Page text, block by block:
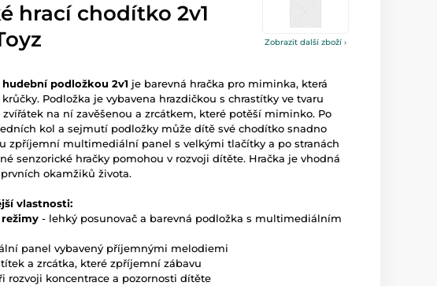
Zobrazit další zboží ›
hrací chodítko 2v1
podložkou 2v1 je barevná hračka pro miminka, která
Podložka je vybavena hrazdičkou s chrastítky ve tvaru
zvířátek na ní zavěšenou a zrcátkem, které potěší miminko. Po
kol a sejmutí podložky může dítě své chodítko snadno
zpříjemní multimediální panel s velkými tlačítky a po stranách
senzorické hračky pomohou v rozvoji dítěte. Hračka je vhodná
okamžiků života.
vlastnosti:
režimy - lehký posunovač a barevná podložka s multimediálním
panel vybavený příjemnými melodiemi
a zrcátka, které zpříjemní zábavu
rozvoji koncentrace a pozornosti dítěte